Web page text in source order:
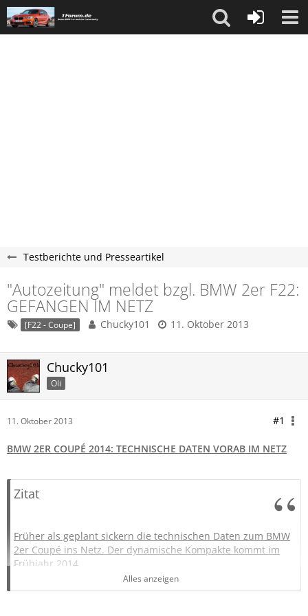
Testberichte und Presseartikel
"Autozeitung" meldet bzgl. BMW 2er F22:
GEFANGEN IM NETZ
[F22 - Coupe] Chucky101 11. Oktober 2013
Chucky101
Oli
11. Oktober 2013 #1
BMW 2ER COUPÉ 2014: TECHNISCHE DATEN VORAB IM NETZ
Zitat
Früher als geplant sickern die technischen Daten zum BMW
2er Coupé ins Netz. Der dynamische Kompakte kommt im
Frühjahr 2014
Auch wenn das Internet für manche Menschen noch immer
Neuland ist, hat sich ein Fakt rund um das weltweite Netz
Alles anzeigen